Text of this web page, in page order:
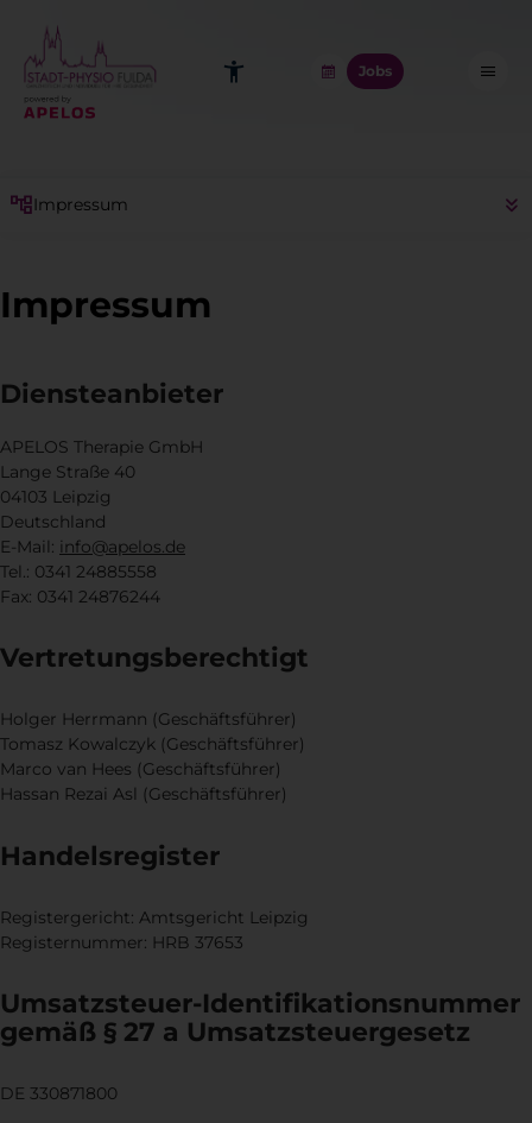
Jobs
Impressum
Impressum
Diensteanbieter
APELOS Therapie GmbH
Lange Straße 40
04103 Leipzig
Deutschland
E-Mail: info@apelos.de
Tel.: 0341 24885558
Fax: 0341 24876244
Vertretungsberechtigt
Holger Herrmann (Geschäftsführer)
Tomasz Kowalczyk (Geschäftsführer)
Marco van Hees (Geschäftsführer)
Hassan Rezai Asl (Geschäftsführer)
Handelsregister
Registergericht: Amtsgericht Leipzig
Registernummer: HRB 37653
Umsatzsteuer-Identifikationsnummer
gemäß § 27 a Umsatzsteuergesetz
DE 330871800